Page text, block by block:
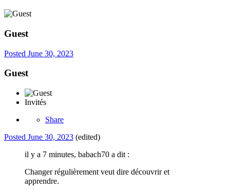
Guest
Posted June 30, 2023
Guest
Invités
Share
Posted June 30, 2023 (edited)
il y a 7 minutes, babach70 a dit :
Changer régulièrement veut dire découvrir et
apprendre.